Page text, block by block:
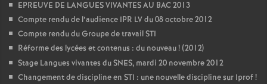
EPREUVE DE LANGUES VIVANTES AU BAC 2013
Compte rendu de l’audience IPR LV du 08 octobre 2012
Compte rendu du Groupe de travail STI
Réforme des lycées et contenus : du nouveau! (2012)
Stage Langues vivantes du SNES, mardi 20 novembre 2012
Changement de discipline en STI : une nouvelle discipline sur Iprof!